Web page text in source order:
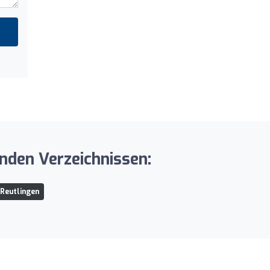
Verzeichnissen: